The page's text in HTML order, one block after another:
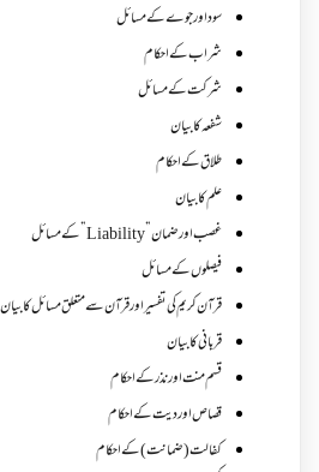
سود اور جوے کے مسائل
شراب کے احکام
شرکت کے مسائل
شفعہ کا بیان
طلاق کے احکام
علم کا بیان
غصب اورضمان”Liability” کے مسائل
فیصلوں کے مسائل
قرآن کریم کی تفسیر اور قرآن سے متعلق مسائل کا بیان
قربانی کا بیان
قسم منت اور نذر کے احکام
قصاص اور دیت کے احکام
کفالت (ضمانت) کے احکام